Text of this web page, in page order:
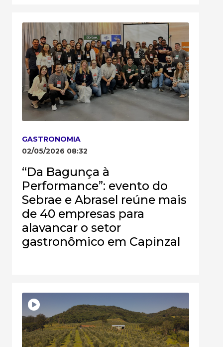
GASTRONOMIA
02/05/2026 08:32
“Da Bagunça à
Performance”: evento do
Sebrae e Abrasel reúne mais
de 40 empresas para
alavancar o setor
gastronômico em Capinzal